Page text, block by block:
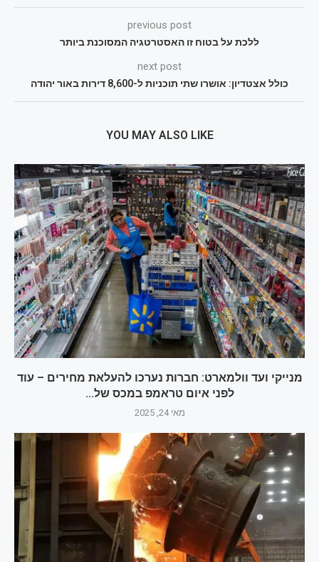
previous post
ללכת על בטוח זו האסטרטגיה המסוכנת ביותר
next post
כולל אצטדיון: אושרו שתי תוכניות ל-8,600 דירות באור יהודה
YOU MAY ALSO LIKE
מנייקי ועד וולמארט: חברות נערכו להעלאת מחירים – עוד
לפני איום טראמפ במכס של...
מאי 24, 2025